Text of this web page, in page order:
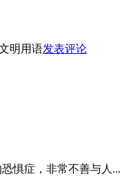
明用语发表评论
惧症，非常不善与人...